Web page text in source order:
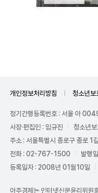
개인정보처리방침 청소년보
정기간행등록번호 : 서울 아
사장·편집인 : 임규진
청소년
주소 : 서울특별시 종로구 종로
전화 : 02-767-1500
발행
등록일자 : 2008년 01월10일
아주경제는 인터넷신문윤리위원